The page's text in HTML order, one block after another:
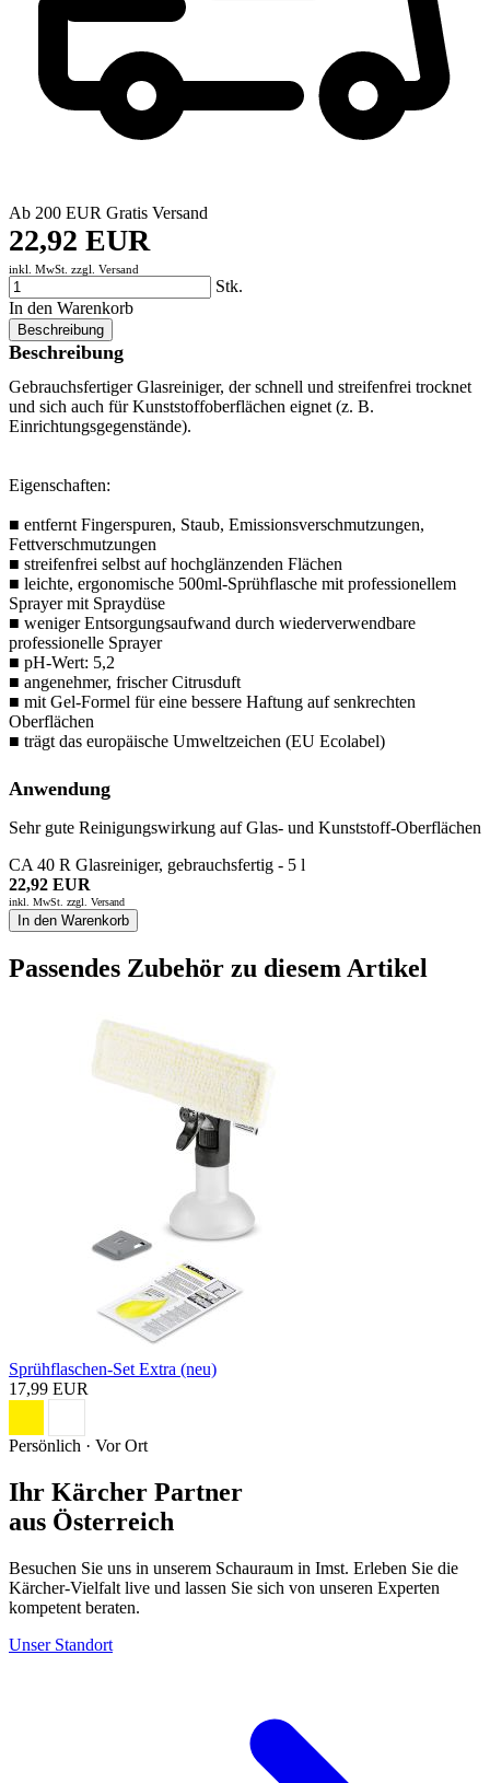
Ab 200 EUR Gratis Versand
22,92 EUR
inkl. MwSt. zzgl. Versand
Stk.
In den Warenkorb
Beschreibung
Beschreibung
Gebrauchsfertiger Glasreiniger, der schnell und streifenfrei trocknet
und sich auch für Kunststoffoberflächen eignet (z. B.
Einrichtungsgegenstände).
Eigenschaften:
■ entfernt Fingerspuren, Staub, Emissionsverschmutzungen,
Fettverschmutzungen
■ streifenfrei selbst auf hochglänzenden Flächen
■ leichte, ergonomische 500ml-Sprühflasche mit professionellem
Sprayer mit Spraydüse
■ weniger Entsorgungsaufwand durch wiederverwendbare
professionelle Sprayer
■ pH-Wert: 5,2
■ angenehmer, frischer Citrusduft
■ mit Gel-Formel für eine bessere Haftung auf senkrechten
Oberflächen
■ trägt das europäische Umweltzeichen (EU Ecolabel)
Anwendung
Sehr gute Reinigungswirkung auf Glas- und Kunststoff-Oberflächen
CA 40 R Glasreiniger, gebrauchsfertig - 5 l
22,92 EUR
inkl. MwSt. zzgl. Versand
In den Warenkorb
Passendes Zubehör zu diesem Artikel
Sprühflaschen-Set Extra (neu)
17,99 EUR
Persönlich · Vor Ort
Ihr Kärcher Partner
aus Österreich
Besuchen Sie uns in unserem Schauraum in Imst. Erleben Sie die
Kärcher-Vielfalt live und lassen Sie sich von unseren Experten
kompetent beraten.
Unser Standort